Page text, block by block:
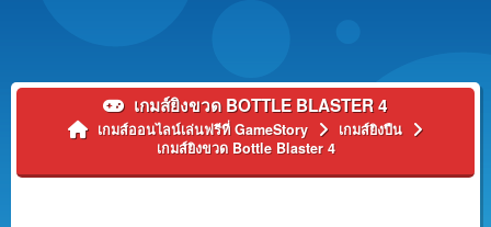
เกมส์ยิงขวด BOTTLE BLASTER 4
เกมส์ออนไลน์เล่นฟรีที่ GameStory
เกมส์ยิงปืน
เกมส์ยิงขวด Bottle Blaster 4